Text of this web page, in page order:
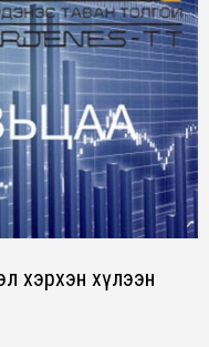
хэрхэн хүлээн